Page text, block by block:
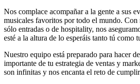
Nos complace acompañar a la gente a sus
musicales favoritos por todo el mundo. Con
sólo entradas o de hospitality, nos
esté a la altura de lo esperáis tanto tú como
Nuestro equipo está preparado para hacer
importante de tu estrategia de ventas y
son infinitas y nos encanta el reto de cumplir